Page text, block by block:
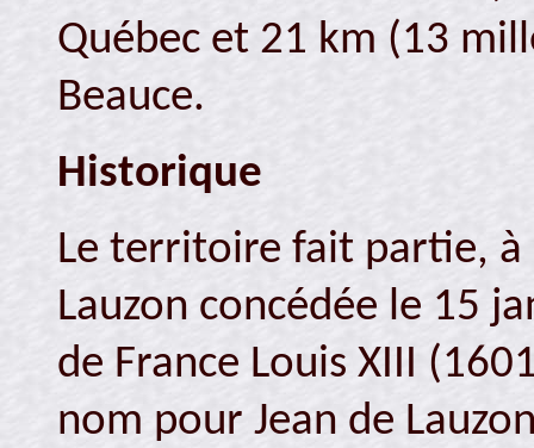
Québec et 21 km (13
Beauce.
Historique
Le territoire fait partie, à
Lauzon concédée le 15
de France Louis XIII
nom pour Jean de